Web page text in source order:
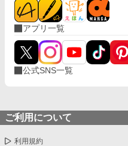
アプリ一覧
公式SNS一覧
ご利用について
利用規約